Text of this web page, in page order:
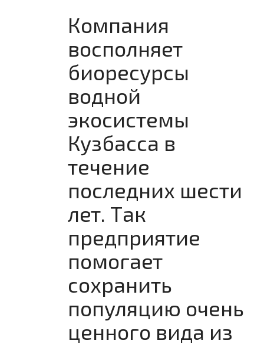
Компания
восполняет
биоресурсы
водной
экосистемы
Кузбасса в
течение
последних шести
лет. Так
предприятие
помогает
сохранить
популяцию очень
ценного вида из